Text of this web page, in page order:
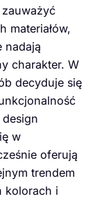
materiałów,
nadają
charakter. W
decyduje się
w
oferują
trendem
kolorach i